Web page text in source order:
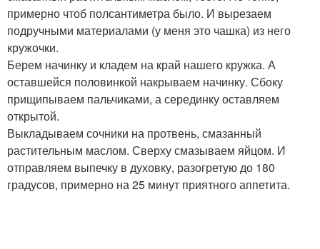
примерно чтоб полсантиметра было. И вырезаем
подручными материалами (у меня это чашка) из него
кружочки.
Берем начинку и кладем на край нашего кружка. А
оставшейся половинкой накрываем начинку. Сбоку
прищипываем пальчиками, а серединку оставляем
открытой.
Выкладываем сочники на протвень, смазанный
растительным маслом. Сверху смазываем яйцом. И
отправляем выпечку в духовку, разогретую до 180
градусов, примерно на 25 минут приятного аппетита.